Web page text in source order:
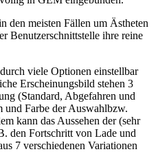
den meisten Fällen um Ästheten
Benutzerschnittstelle ihre reine
viele Optionen einstellbar
Erscheinungsbild stehen 3
(Standard, Abgefahren und
Farbe der Auswahlbzw.
kann das Aussehen der (sehr
den Fortschritt von Lade und
7 verschiedenen Variationen